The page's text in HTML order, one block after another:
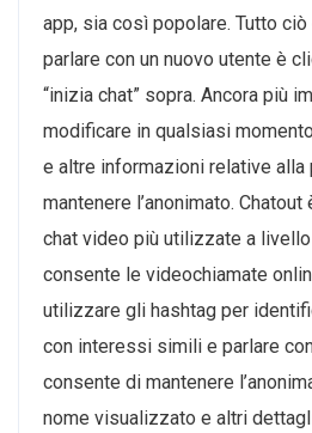
app, sia così popolare. Tutto
parlare con un nuovo utente è
“inizia chat” sopra. Ancora più
modificare in qualsiasi
e altre informazioni relative alla
mantenere l’anonimato.
chat video più utilizzate a
consente le videochiamate
utilizzare gli hashtag per
con interessi simili e parlare
consente di mantenere
nome visualizzato e altri